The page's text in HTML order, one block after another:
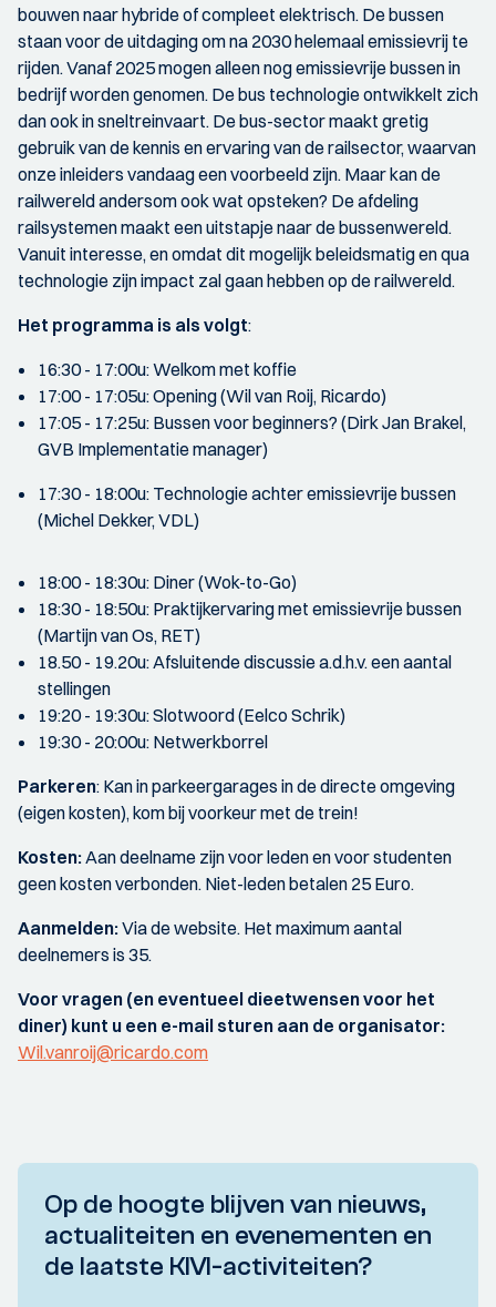
bouwen naar hybride of compleet elektrisch. De bussen
staan voor de uitdaging om na 2030 helemaal emissievrij te
rijden. Vanaf 2025 mogen alleen nog emissievrije bussen in
bedrijf worden genomen. De bus technologie ontwikkelt zich
dan ook in sneltreinvaart. De bus-sector maakt gretig
gebruik van de kennis en ervaring van de railsector, waarvan
onze inleiders vandaag een voorbeeld zijn. Maar kan de
railwereld andersom ook wat opsteken? De afdeling
railsystemen maakt een uitstapje naar de bussenwereld.
Vanuit interesse, en omdat dit mogelijk beleidsmatig en qua
technologie zijn impact zal gaan hebben op de railwereld.
Het programma is als volgt:
16:30 - 17:00u: Welkom met koffie
17:00 - 17:05u: Opening (Wil van Roij, Ricardo)
17:05 - 17:25u: Bussen voor beginners? (Dirk Jan Brakel,
GVB Implementatie manager)
17:30 - 18:00u: Technologie achter emissievrije bussen
(Michel Dekker, VDL)
18:00 - 18:30u: Diner (Wok-to-Go)
18:30 - 18:50u: Praktijkervaring met emissievrije bussen
(Martijn van Os, RET)
18.50 - 19.20u: Afsluitende discussie a.d.h.v. een aantal
stellingen
19:20 - 19:30u: Slotwoord (Eelco Schrik)
19:30 - 20:00u: Netwerkborrel
Parkeren: Kan in parkeergarages in de directe omgeving
(eigen kosten), kom bij voorkeur met de trein!
Kosten:Aan deelname zijn voor leden en voor studenten
geen kosten verbonden. Niet-leden betalen 25 Euro.
Aanmelden:Via de website. Het maximum aantal
deelnemers is 35.
Voor vragen (en eventueel dieetwensen voor het
diner) kunt u een e-mail sturen aan de organisator:
Wil.vanroij@ricardo.com
Op de hoogte blijven van nieuws,
actualiteiten en evenementen en
de laatste KIVI-activiteiten?